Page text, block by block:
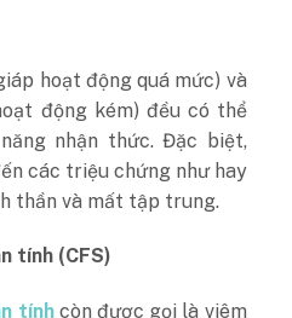
hoạt động quá mức) và
động kém) đều có thể
nhận thức. Đặc biệt,
các triệu chứng như hay
thần và mất tập trung.
tính (CFS)
tínhcòn được gọi là viêm